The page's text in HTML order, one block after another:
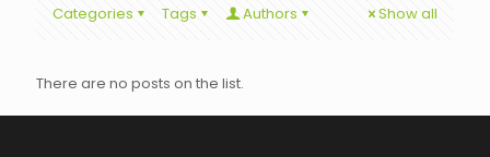
Categories Tags Authors Show all
There are no posts on the list.